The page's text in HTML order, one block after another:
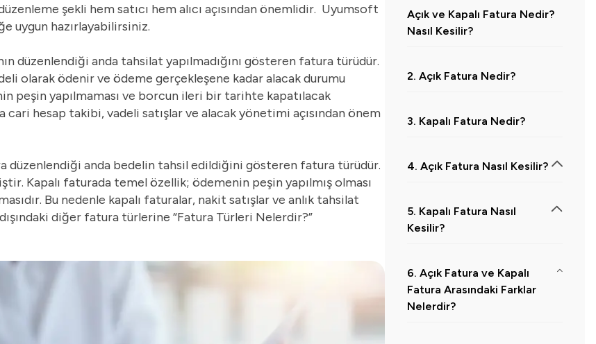
şekli hem satıcı hem alıcı açısından önemlidir. Uyumsoft
uygun hazırlayabilirsiniz.
düzenlendiği anda tahsilat yapılmadığını gösteren fatura türüdür.
olarak ödenir ve ödeme gerçekleşene kadar alacak durumu
peşin yapılmaması ve borcun ileri bir tarihte kapatılacak
cari hesap takibi, vadeli satışlar ve alacak yönetimi açısından önem
düzenlendiği anda bedelin tahsil edildiğini gösteren fatura türüdür.
Kapalı faturada temel özellik; ödemenin peşin yapılmış olması
Bu nedenle kapalı faturalar, nakit satışlar ve anlık tahsilat
diğer fatura türlerine “Fatura Türleri Nelerdir?”
Açık ve Kapalı Fatura Nedir?
Nasıl Kesilir?
2. Açık Fatura Nedir?
3. Kapalı Fatura Nedir?
4. Açık Fatura Nasıl Kesilir?
5. Kapalı Fatura Nasıl
Kesilir?
6. Açık Fatura ve Kapalı
Fatura Arasındaki Farklar
Nelerdir?